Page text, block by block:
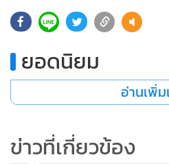
ยอดนิยม
อ่านเพิ่
ข่าวที่เกี่ยวข้อง